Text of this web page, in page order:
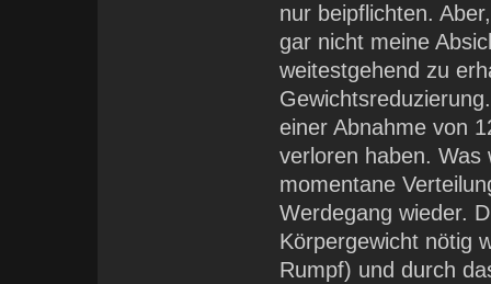
nur beipflichten.
gar nicht meine
weitestgehend zu
einer Abnahme von
verloren haben. Was
momentane
Werdegang wieder.
Körpergewicht nötig
Rumpf) und durch